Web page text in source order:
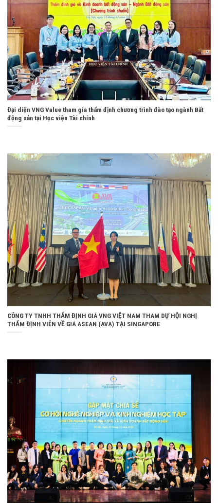
Đại diện VNG Value tham gia thẩm định chương trình đào tạo ngành Bất
động sản tại Học viện Tài chính
CÔNG TY TNHH THẨM ĐỊNH GIÁ VNG VIỆT NAM THAM DỰ HỘI NGHỊ
THẨM ĐỊNH VIÊN VỀ GIÁ ASEAN (AVA) TẠI SINGAPORE